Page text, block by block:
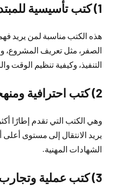
1) كتب تأسيسية للمبتدئين
هذه الكتب مناسبة لمن يريد
الصفر، مثل تعريف المشروع،
التنفيذ، وكيفية تنظيم الوقت
2) كتب احترافية ومنهجية
وهي الكتب التي تقدم إطارًا
يريد الانتقال إلى مستوى أعلى
الشهادات المهنية.
3) كتب عملية وتجارب واقعية